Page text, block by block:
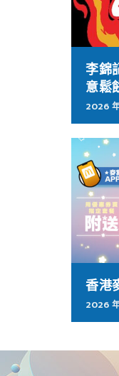
李錦
意鬆
2026
香港
2026